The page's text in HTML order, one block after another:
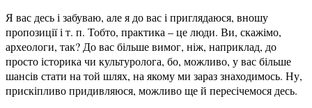
Я вас десь і забуваю, але я до вас і приглядаюся, вношу
пропозиції і т. п. Тобто, практика – це люди. Ви, скажімо,
археологи, так? До вас більше вимог, ніж, наприклад, до
просто історика чи культуролога, бо, можливо, у вас більше
шансів стати на той шлях, на якому ми зараз знаходимось. Ну,
прискіпливо придивляюся, можливо ще й пересічемося десь.